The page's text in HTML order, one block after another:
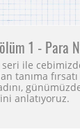
1 - Para
seri ile
tanıma
anlatıyoruz.